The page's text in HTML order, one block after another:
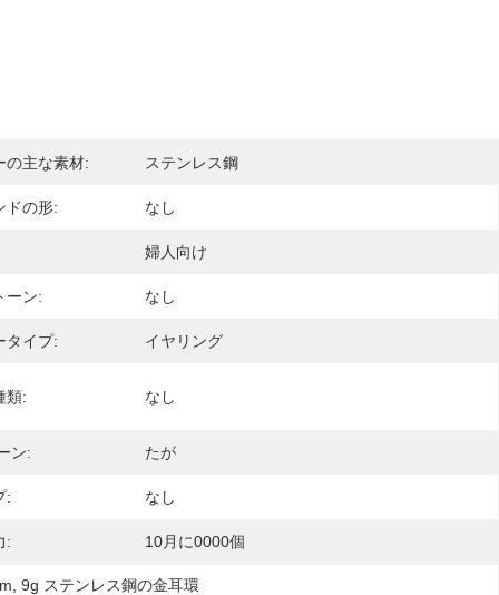
の主な素材: ステンレス鋼
ドの形: なし
婦人向け
ーン: なし
タイプ: イヤリング
類: なし
ン: たが
: なし
: 10月に0000個
9g ステンレス鋼の金耳環